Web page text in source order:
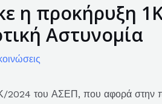
η προκήρυξη
Αστυνομία
2024 του ΑΣΕΠ, που αφορά στην